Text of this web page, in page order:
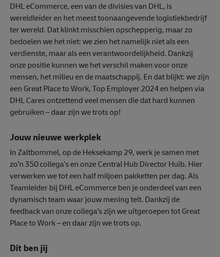
DHL eCommerce, een van de divisies van DHL, is
wereldleider en het meest toonaangevende logistiekbedrijf
ter wereld. Dat klinkt misschien opschepperig, maar zo
bedoelen we het niet: we zien het namelijk niet als een
verdienste, maar als een verantwoordelijkheid. Dankzij
onze positie kunnen we het verschil maken voor onze
mensen, het milieu en de maatschappij. En dat blijkt: we zijn
een Great Place to Work, Top Employer 2024 en helpen via
DHL Cares ontzettend veel mensen die dat hard kunnen
gebruiken – daar zijn we trots op!
Jouw nieuwe werkplek
In Zaltbommel, op de Heksekamp 29, werk je samen met
zo’n 350 collega’s en onze Central Hub Director Huib. Hier
verwerken we tot een half miljoen pakketten per dag. Als
Teamleider bij DHL eCommerce ben je onderdeel van een
dynamisch team waar jouw mening telt. Dankzij de
feedback van onze collega’s zijn we uitgeroepen tot Great
Place to Work – en daar zijn we trots op.
Dit ben jij